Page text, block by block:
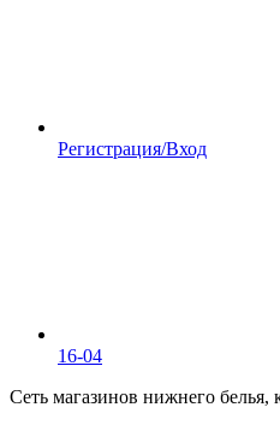
Регистрация/Вход
16-04
Сеть магазинов нижнего белья,